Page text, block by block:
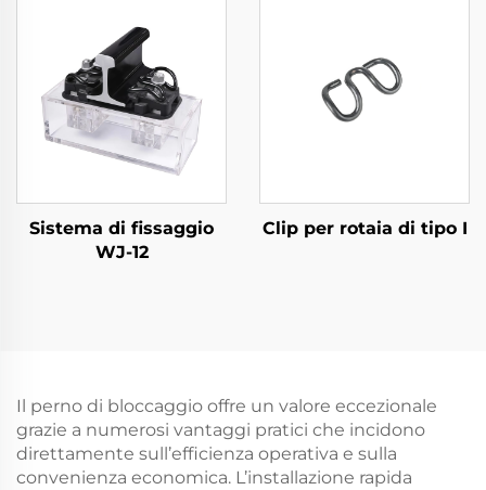
Sistema di fissaggio
WJ-12
Clip per rotaia di tipo I
Il perno di bloccaggio offre un valore eccezionale
grazie a numerosi vantaggi pratici che incidono
direttamente sull’efficienza operativa e sulla
convenienza economica. L’installazione rapida